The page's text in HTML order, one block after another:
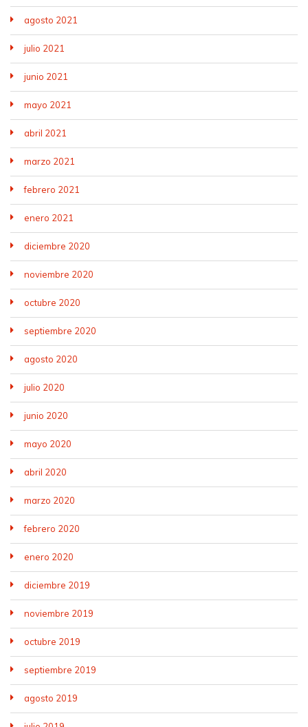
agosto 2021
julio 2021
junio 2021
mayo 2021
abril 2021
marzo 2021
febrero 2021
enero 2021
diciembre 2020
noviembre 2020
octubre 2020
septiembre 2020
agosto 2020
julio 2020
junio 2020
mayo 2020
abril 2020
marzo 2020
febrero 2020
enero 2020
diciembre 2019
noviembre 2019
octubre 2019
septiembre 2019
agosto 2019